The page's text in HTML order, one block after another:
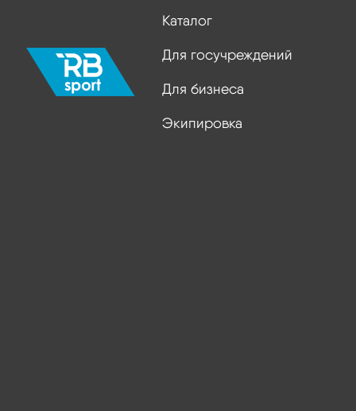
Каталог
Для госучреждений
Для бизнеса
Экипировка